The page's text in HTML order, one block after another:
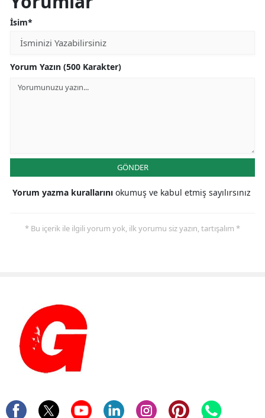
İsim*
Yorum Yazın (500 Karakter)
GÖNDER
Yorum yazma kurallarını okumuş ve kabul etmiş sayılırsınız
* Bu içerik ile ilgili yorum yok, ilk yorumu siz yazın, tartışalım *